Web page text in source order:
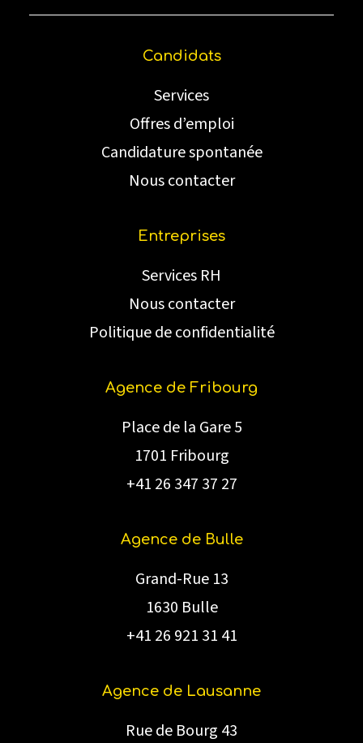
Candidats
Services
Offres d’emploi
Candidature spontanée
Nous contacter
Entreprises
Services RH
Nous contacter
Politique de confidentialité
Agence de Fribourg
Place de la Gare 5
1701 Fribourg
+41 26 347 37 27
Agence de Bulle
Grand-Rue 13
1630 Bulle
+41 26 921 31 41
Agence de Lausanne
Rue de Bourg 43